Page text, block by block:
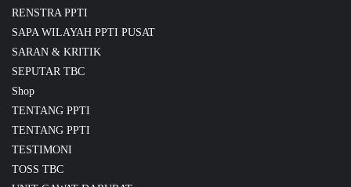
RENSTRA PPTI
SAPA WILAYAH PPTI PUSAT
SARAN & KRITIK
SEPUTAR TBC
Shop
TENTANG PPTI
TENTANG PPTI
TESTIMONI
TOSS TBC